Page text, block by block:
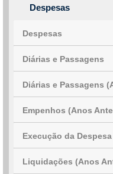
Despesas
Despesas
Diárias e Passagens
Diárias e Passagens
Empenhos (Anos
Execução da
Liquidações (Anos